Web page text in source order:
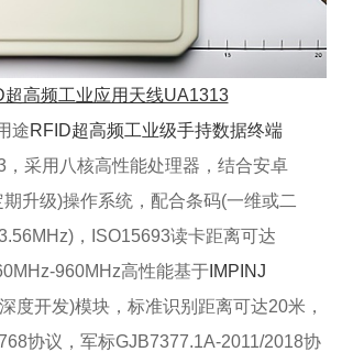
超高频工业应用天线UA1313
途RFID超高频工业级手持数据终端
，采用八核高性能处理器，结合安卓
升级)操作系统，配合条码(一维或二
，ISO15693读卡距离可达
960MHz高性能基于 IMPINJ
深度开发)模块，标准识别距离可达20米，
协议，军标GJB7377.1A-2011/2018协